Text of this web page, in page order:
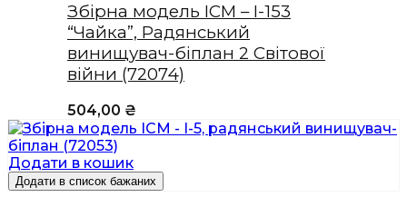
Збірна модель ICM – I-153
“Чайка”, Радянський
винищувач-біплан 2 Світової
війни (72074)
504,00 ₴
Додати в кошик
Додати в список бажаних